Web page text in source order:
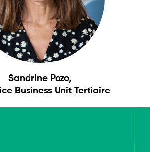
Sandrine Pozo,
Business Unit Tertiaire